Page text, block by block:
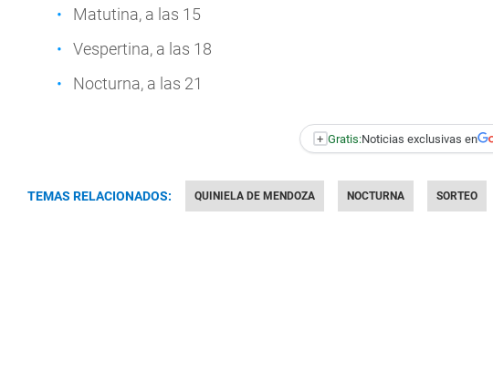
Matutina, a las 15
Vespertina, a las 18
Nocturna, a las 21
+ Gratis:Noticias exclusivas en
TEMAS RELACIONADOS: QUINIELA DE MENDOZA NOCTURNA SORTEO